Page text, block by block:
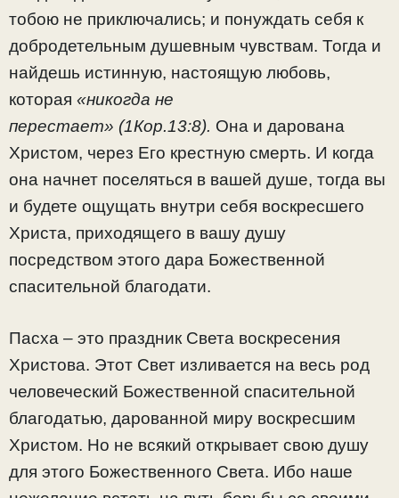
тобою не приключались; и понуждать себя к
добродетельным душевным чувствам. Тогда и
найдешь истинную, настоящую любовь,
которая «никогда не
перестает» (1Кор.13:8). Она и дарована
Христом, через Его крестную смерть. И когда
она начнет поселяться в вашей душе, тогда вы
и будете ощущать внутри себя воскресшего
Христа, приходящего в вашу душу
посредством этого дара Божественной
спасительной благодати.
Пасха – это праздник Света воскресения
Христова. Этот Свет изливается на весь род
человеческий Божественной спасительной
благодатью, дарованной миру воскресшим
Христом. Но не всякий открывает свою душу
для этого Божественного Света. Ибо наше